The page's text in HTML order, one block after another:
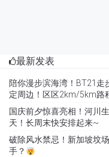
最新发表
陪你漫步滨海湾！BT21走
定周边！区区2km/5km路
国庆前夕惊喜亮相！河川
天！长周末快安排起来~
破除风水禁忌！新加坡坟
手？